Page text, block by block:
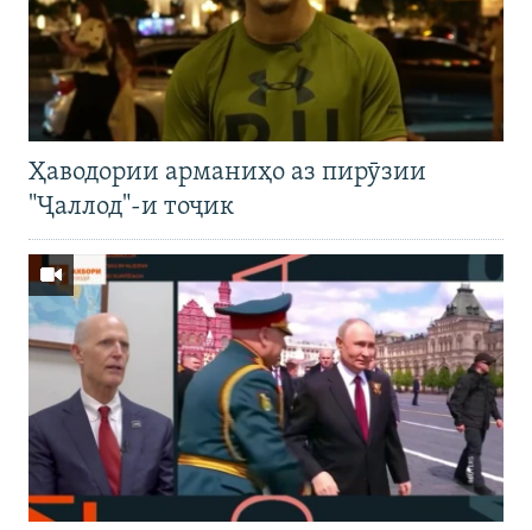
Ҳаводории арманиҳо аз пирӯзии
"Ҷаллод"-и тоҷик